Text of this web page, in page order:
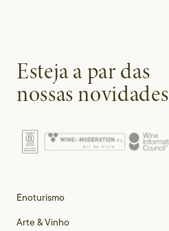
Esteja a par das
nossas novidades
Enoturismo
Arte & Vinho